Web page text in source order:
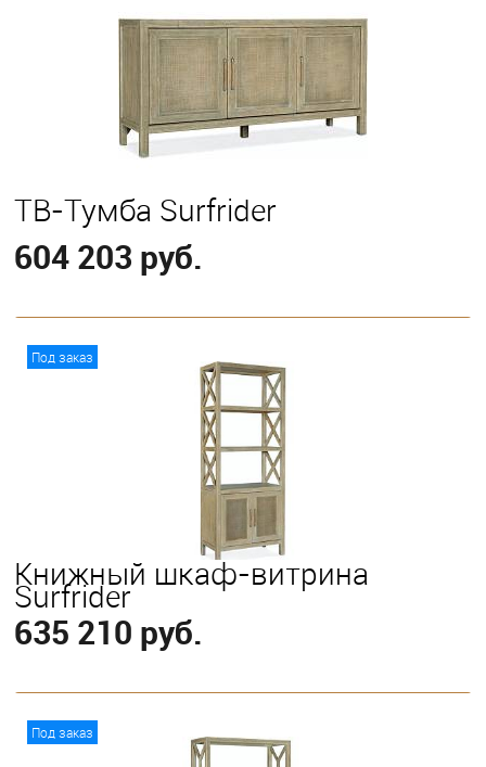
ТВ-Тумба Surfrider
604 203 руб.
Под заказ
Книжный шкаф-витрина
Surfrider
635 210 руб.
Под заказ